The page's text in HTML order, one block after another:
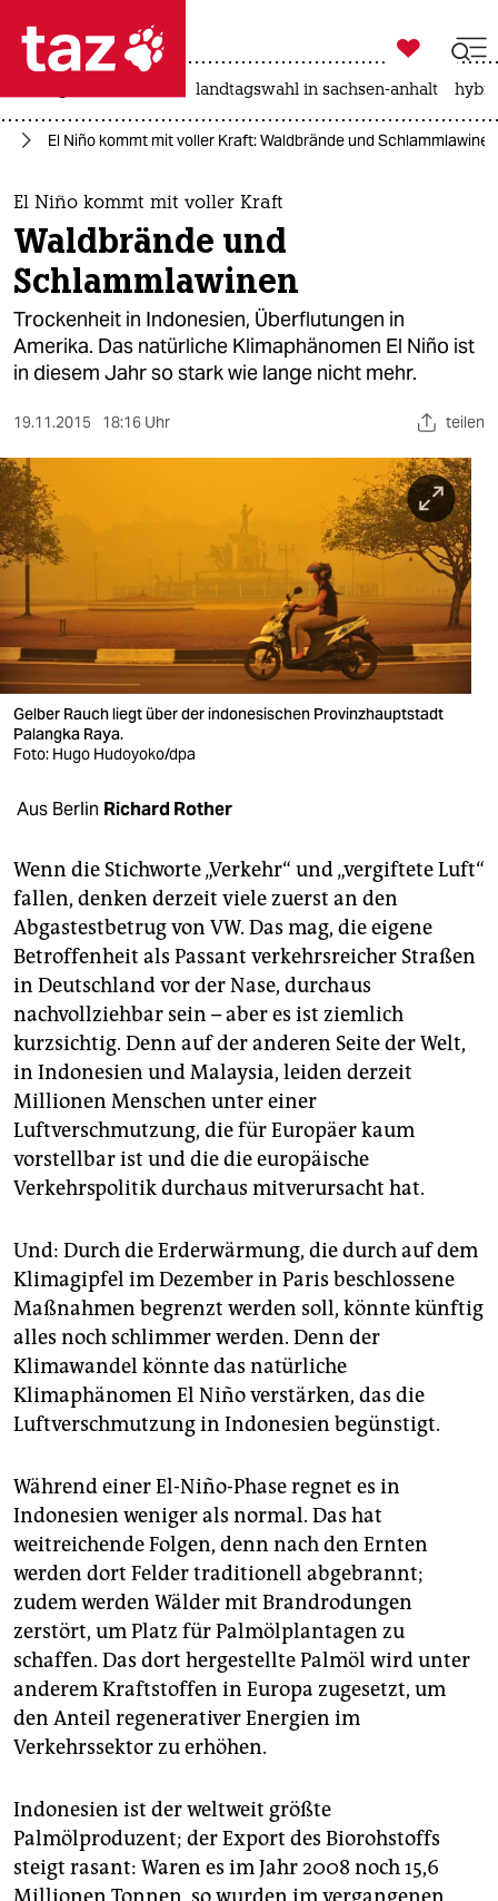
 taz zahl ich
taz zahl ich
themen
politik
öko
gesellschaft
sport
berlin
nord
wahrheit
verlag
verlag
veranstaltungen
unterstützen
abo
genossenschaft
epaper login

taz zahl ich
landtagswahl in sachsen-anhalt
El Niño kommt mit voller Kraft: Waldbrände und Schlammlawinen
El Niño kommt mit voller Kraft
Waldbrände und
Schlammlawinen
Trockenheit in Indonesien, Überflutungen in
Amerika. Das natürliche Klimaphänomen El Niño ist
in diesem Jahr so stark wie lange nicht mehr.
19.11.2015 18:16 Uhr teilen
Gelber Rauch liegt über der indonesischen Provinzhauptstadt
Palangka Raya.
Foto: Hugo Hudoyoko/dpa
Aus Berlin Richard Rother
Wenn die Stichworte „Verkehr“ und „vergiftete Luft“
fallen, denken derzeit viele zuerst an den
Abgastestbetrug von VW. Das mag, die eigene
Betroffenheit als Passant verkehrsreicher Straßen
in Deutschland vor der Nase, durchaus
nachvollziehbar sein – aber es ist ziemlich
kurzsichtig. Denn auf der anderen Seite der Welt,
in Indonesien und Malaysia, leiden derzeit
Millionen Menschen unter einer
Luftverschmutzung, die für Europäer kaum
vorstellbar ist und die die europäische
Verkehrspolitik durchaus mitverursacht hat.
Und: Durch die Erderwärmung, die durch auf dem
Klimagipfel im Dezember in Paris beschlossene
Maßnahmen begrenzt werden soll, könnte künftig
alles noch schlimmer werden. Denn der
Klimawandel könnte das natürliche
Klimaphänomen El Niño verstärken, das die
Luftverschmutzung in Indonesien begünstigt.
Während einer El-Niño-Phase regnet es in
Indonesien weniger als normal. Das hat
weitreichende Folgen, denn nach den Ernten
werden dort Felder traditionell abgebrannt;
zudem werden Wälder mit Brandrodungen
zerstört, um Platz für Palmölplantagen zu
schaffen. Das dort hergestellte Palmöl wird unter
anderem Kraftstoffen in Europa zugesetzt, um
den Anteil regenerativer Energien im
Verkehrssektor zu erhöhen.
Indonesien ist der weltweit größte
Palmölproduzent; der Export des Biorohstoffs
steigt rasant: Waren es im Jahr 2008 noch 15,6